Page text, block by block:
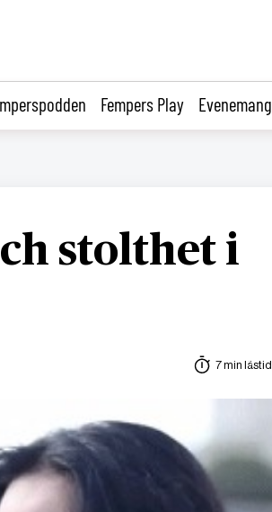
Fempers Play Evenemang
stolthet i
7 min lästid